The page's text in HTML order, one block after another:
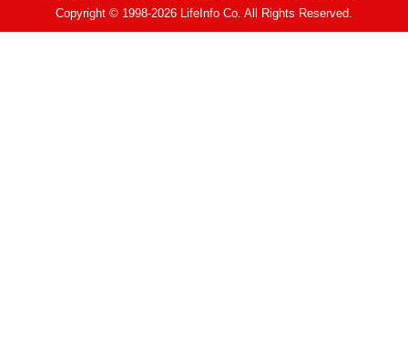
Copyright © 1998-2026 LifeInfo Co. All Rights Reserved.